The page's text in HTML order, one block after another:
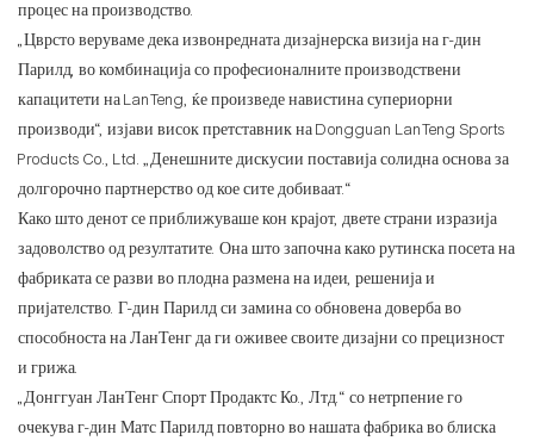
процес на производство.
„Цврсто веруваме дека извонредната дизајнерска визија на г-дин
Парилд, во комбинација со професионалните производствени
капацитети на LanTeng, ќе произведе навистина супериорни
производи“, изјави висок претставник на Dongguan LanTeng Sports
Products Co., Ltd. „Денешните дискусии поставија солидна основа за
долгорочно партнерство од кое сите добиваат.“
Како што денот се приближуваше кон крајот, двете страни изразија
задоволство од резултатите. Она што започна како рутинска посета на
фабриката се разви во плодна размена на идеи, решенија и
пријателство. Г-дин Парилд си замина со обновена доверба во
способноста на ЛанТенг да ги оживее своите дизајни со прецизност
и грижа.
„Донггуан ЛанТенг Спорт Продактс Ко., Лтд.“ со нетрпение го
очекува г-дин Матс Парилд повторно во нашата фабрика во блиска